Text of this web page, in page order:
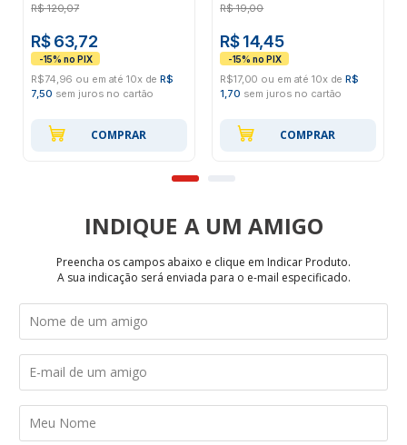
R$ 120,07
R$ 63,72
R$74,96 ou em até 10x deR$
7,50 sem juros no cartão
COMPRAR
R$ 19,00
R$ 14,45
R$17,00 ou em até 10x deR$
1,70 sem juros no cartão
COMPRAR
INDIQUE
Preencha os campos abaixo e clique em Indicar Produto.
A sua indicação será enviada para o e-mail especificado.